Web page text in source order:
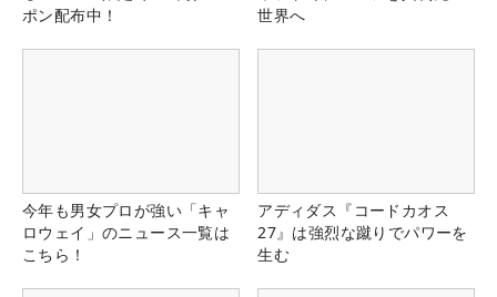
ポン配布中！
世界へ
今年も男女プロが強い「キャ
ロウェイ」のニュース一覧は
こちら！
アディダス『コードカオス
27』は強烈な蹴りでパワーを
生む